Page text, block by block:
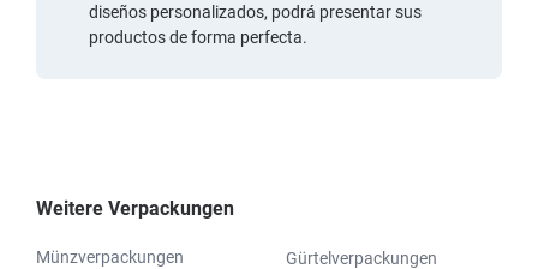
diseños personalizados, podrá presentar sus
productos de forma perfecta.
Weitere Verpackungen
Münzverpackungen
Gürtelverpackungen